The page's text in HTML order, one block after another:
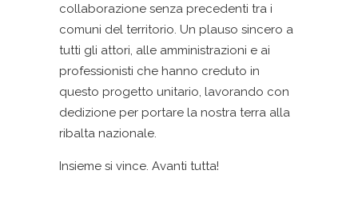
collaborazione senza precedenti tra i
comuni del territorio. Un plauso sincero a
tutti gli attori, alle amministrazioni e ai
professionisti che hanno creduto in
questo progetto unitario, lavorando con
dedizione per portare la nostra terra alla
ribalta nazionale.
Insieme si vince. Avanti tutta!